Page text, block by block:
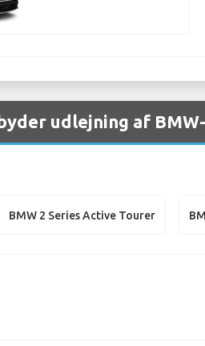
udlejning af
BMW 2 Series Active Tourer